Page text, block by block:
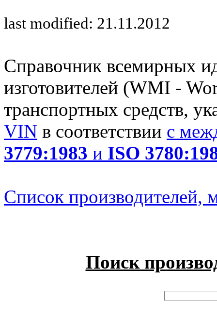
last modified: 21.11.2012
Справочник всемирных
изготовителей (WMI -
транспортных средств,
VIN в соответствии с
3779:1983 и ISO
Список производителей,
Поиск